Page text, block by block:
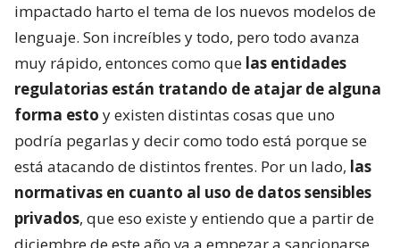
impactado harto el tema de los nuevos modelos de
lenguaje. Son increíbles y todo, pero todo avanza
muy rápido, entonces como que las entidades
regulatorias están tratando de atajar de alguna
forma esto y existen distintas cosas que uno
podría pegarlas y decir como todo está porque se
está atacando de distintos frentes. Por un lado, las
normativas en cuanto al uso de datos sensibles
privados, que eso existe y entiendo que a partir de